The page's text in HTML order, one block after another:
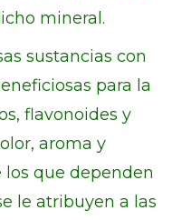
mineral.
sustancias con
para la
flavonoides y
aroma y
los que dependen
le atribuyen a las